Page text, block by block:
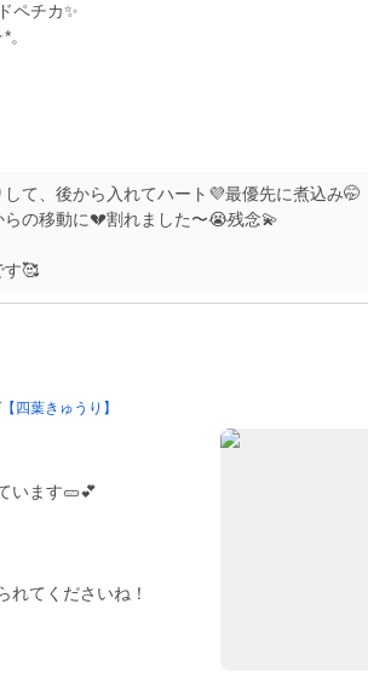
ペチカ✨
て、後から入れてハート💜最優先に煮込み🤭
の移動に💔割れました〜😭残念💫
す🥰
四葉きゅうり】
います🥒💕
れてくださいね！